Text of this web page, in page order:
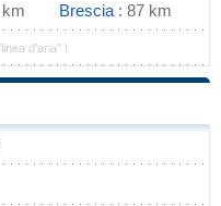
km Brescia : 87 km
d'aria" !